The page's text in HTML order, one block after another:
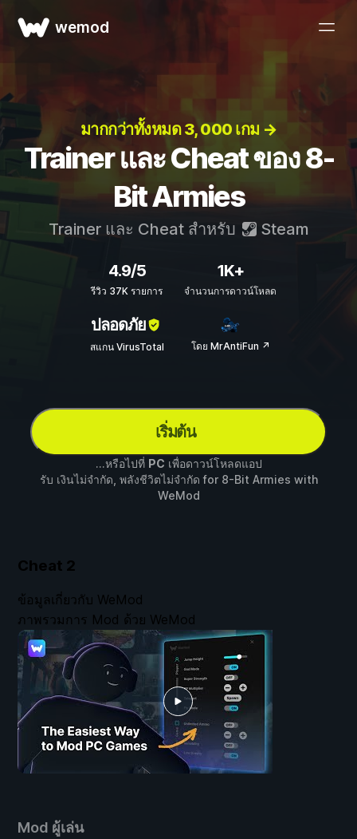
wemod
มากกว่าทั้งหมด 3, 000 เกม →
Trainer และ Cheat ของ 8-
Bit Armies
Trainer และ Cheat สำหรับ Steam
4.9/5
รีวิว 37K รายการ
1K+
จำนวนการดาวน์โหลด
ปลอดภัย
สแกน VirusTotal โดย MrAntiFun ↗
เริ่มต้น
...หรือไปที่ PC เพื่อดาวน์โหลดแอป
รับ เงินไม่จำกัด, พลังชีวิตไม่จำกัด for 8-Bit Armies with
WeMod
Cheat 2
Mod ผู้เล่น
ข้อมูลเกี่ยวกับ WeMod
ภาพรวมการ Mod ด้วย WeMod